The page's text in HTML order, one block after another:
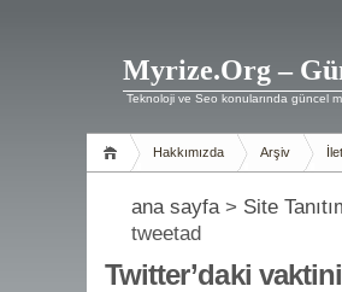
Myrize.Org –
Teknoloji ve Seo konularında güncel
Hakkımızda Arşiv
ana sayfa> Site
tweetad
Twitter’daki